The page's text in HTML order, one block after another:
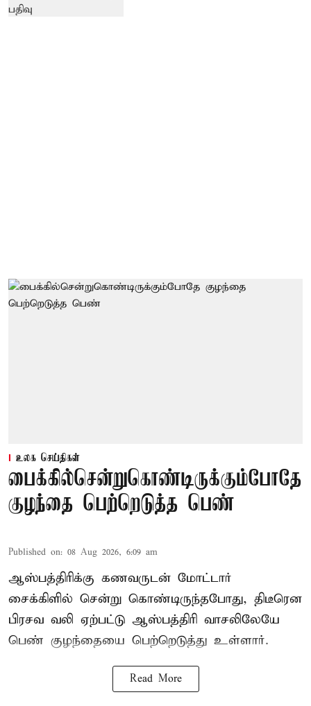
உலக செய்திகள்
பைக்கில்சென்றுகொண்டிருக்கும்போதே
குழந்தை பெற்றெடுத்த பெண்
Published on: 08 Aug 2026, 6:09 am
ஆஸ்பத்திரிக்கு கணவருடன் மோட்டார்
சைக்கிளில் சென்று கொண்டிருந்தபோது, திடீரென
பிரசவ வலி ஏற்பட்டு ஆஸ்பத்திரி வாசலிலேயே
பெண் குழந்தையை பெற்றெடுத்து உள்ளார்.
Read More